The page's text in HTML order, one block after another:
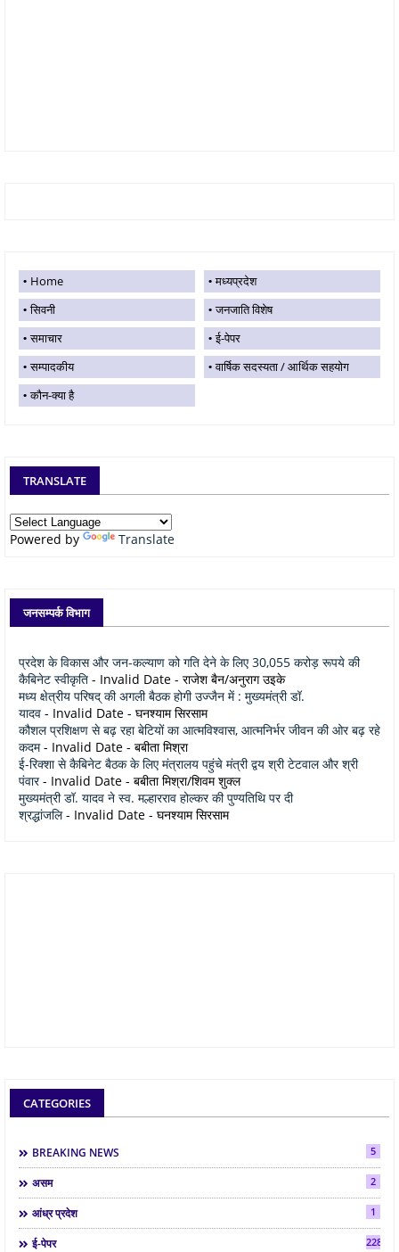
Home
मध्यप्रदेश
सिवनी
जनजाति विशेष
समाचार
ई-पेपर
सम्पादकीय
वार्षिक सदस्यता / आर्थिक सहयोग
कौन-क्या है
TRANSLATE
Powered by Translate
जनसम्पर्क विभाग
प्रदेश के विकास और जन-कल्याण को गति देने के लिए 30,055 करोड़ रूपये की
कैबिनेट स्वीकृति - Invalid Date - राजेश बैन/अनुराग उइके
मध्य क्षेत्रीय परिषद् की अगली बैठक होगी उज्जैन में : मुख्यमंत्री डॉ.
यादव - Invalid Date - घनश्याम सिरसाम
कौशल प्रशिक्षण से बढ़ रहा बेटियों का आत्मविश्वास, आत्मनिर्भर जीवन की ओर बढ़ रहे
कदम- Invalid Date - बबीता मिश्रा
ई-रिक्शा से कैबिनेट बैठक के लिए मंत्रालय पहुंचे मंत्री द्वय श्री टेटवाल और श्री
पंवार- Invalid Date - बबीता मिश्रा/शिवम शुक्ल
मुख्यमंत्री डॉ. यादव ने स्व. मल्हारराव होल्कर की पुण्यतिथि पर दी
श्रद्धांजलि- Invalid Date - घनश्याम सिरसाम
CATEGORIES
BREAKING NEWS 5
असम 2
आंध्र प्रदेश 1
ई-पेपर 2286